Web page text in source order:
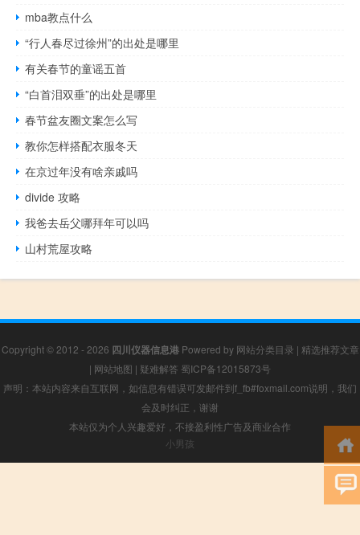
mba教点什么
“行人春尽过徐州”的出处是哪里
有关春节的童谣五首
“白首泪双垂”的出处是哪里
春节盆友圈文案怎么写
教你怎样搭配衣服冬天
在京过年没有啥亲戚吗
divide 攻略
我爸去岳父哪拜年可以吗
山村荒屋攻略
Copyright © 2012 - 2026 四川仪器信息港Powered by 网站分类目录 | 精选推荐文章
| 网站地图 | 疑难解答 蜀ICP备12015873号
声明：本站内容来自互联网，如信息有错误可发邮件到f_fb#foxmail.com说明，我们
会及时纠正，谢谢
本站仅为个人兴趣爱好，不接盈利性广告及商业合作
小男孩